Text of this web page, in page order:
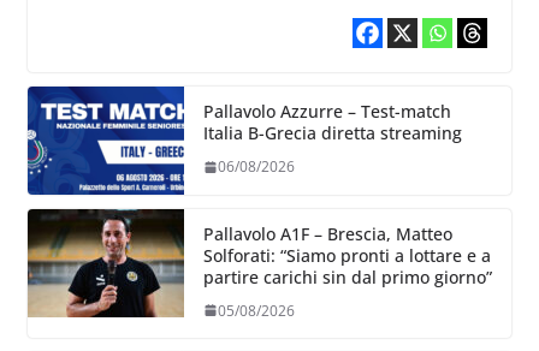
Pallavolo Azzurre – Test-match
Italia B-Grecia diretta streaming
06/08/2026
Pallavolo A1F – Brescia, Matteo
Solforati: “Siamo pronti a lottare e a
partire carichi sin dal primo giorno”
05/08/2026